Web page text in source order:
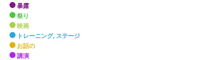
暴露
祭り
映画
トレーニング, ステージ
お話の
講演